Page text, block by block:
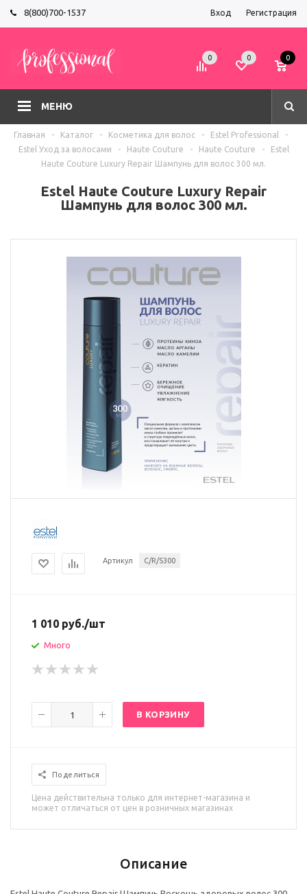
8(800)700-1537 Вход Регистрация
МЕНЮ
0 0 0
Главная - Каталог - Косметика для волос - Estel Professional
-
Estel Уход за волосами
- Haute Couture - Haute Couture -
Estel
Haute Couture Luxury Repair Шампунь для волос 300 мл.
Estel Haute Couture Luxury Repair
Шампунь для волос 300 мл.
Артикул C/R/S300
1 010 руб./шт
Много
В КОРЗИНУ
Поделиться
Цена действительна только для интернет-магазина и
может отличаться от цен в розничных магазинах
Описание